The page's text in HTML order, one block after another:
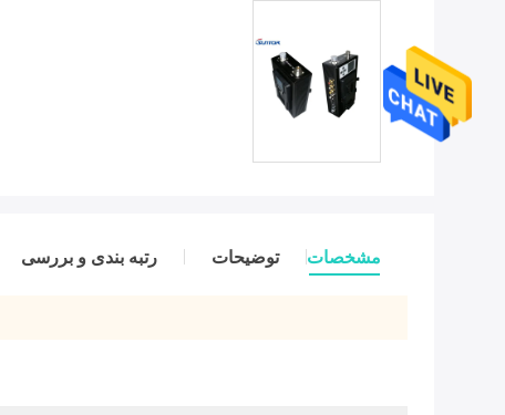
مشخصات توضیحات رتبه بندی و بررسی